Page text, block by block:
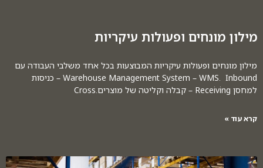
מילון מונחים ופעולות עיקריות
מילון מונחים ופעולות עיקריות המבוצעות בכל אחד משלבי העבודה עם
Warehouse Management System – WMS. Inbound – כניסות
למחסן Receiving – קבלה וקליטה של מוצרים.Cross
קרא עוד »